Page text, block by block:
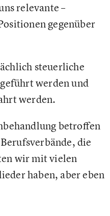
relevante –
gegenüber
steuerliche
werden und
werden.
betroffen
die
wir mit vielen
haben, aber eben